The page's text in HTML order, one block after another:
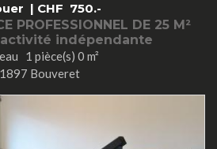
| CHF 750.-
PROFESSIONNEL DE 25 M²
indépendante
1 pièce(s) 0 m²
1897 Bouveret